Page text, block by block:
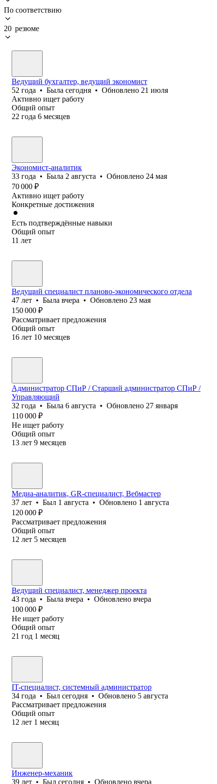
По соответствию
20 резюме
Ведущий бухгалтер, ведущий экономист
52 года • Была сегодня • Обновлено 21 июля
Активно ищет работу
Общий опыт
22 года 6 месяцев
Экономист-аналитик
33 года • Была 2 августа • Обновлено 24 мая
70 000 ₽
Активно ищет работу
Конкретные достижения
Есть подтверждённые навыки
Общий опыт
11 лет
Ведущий специалист планово-экономического отдела
47 лет • Была вчера • Обновлено 23 мая
150 000 ₽
Рассматривает предложения
Общий опыт
16 лет 10 месяцев
Администратор СПиР / Старший администратор СПиР /
Управляющий
32 года • Была 6 августа • Обновлено 27 января
110 000 ₽
Не ищет работу
Общий опыт
13 лет 9 месяцев
Медиа-аналитик, GR-специалист, Вебмастер
37 лет • Был 1 августа • Обновлено 1 августа
120 000 ₽
Рассматривает предложения
Общий опыт
12 лет 5 месяцев
Ведущий специалист, менеджер проекта
43 года • Была вчера • Обновлено вчера
100 000 ₽
Не ищет работу
Общий опыт
21 год 1 месяц
IT-специалист, системный администратор
34 года • Был сегодня • Обновлено 5 августа
Рассматривает предложения
Общий опыт
12 лет 1 месяц
Инженер-механик
39 лет • Был сегодня • Обновлено вчера